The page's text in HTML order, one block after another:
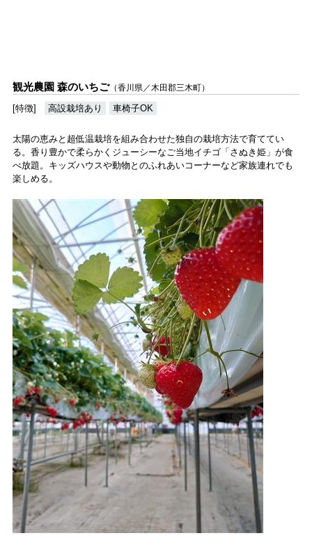
観光農園 森のいちご（香川県／木田郡三木町）
[特徴] 高設栽培あり 車椅子OK
太陽の恵みと超低温栽培を組み合わせた独自の栽培方法で育ててい
る。香り豊かで柔らかくジューシーなご当地イチゴ「さぬき姫」が食
べ放題。キッズハウスや動物とのふれあいコーナーなど家族連れでも
楽しめる。